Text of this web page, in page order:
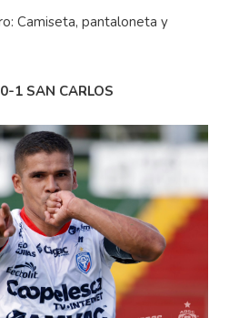
Camiseta, pantaloneta y
1 SAN CARLOS